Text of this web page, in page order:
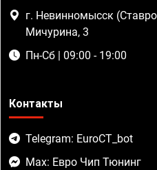
г. Невинномысск
Мичурина, 3
Пн-Сб | 09:00 - 19:00
Контакты
Telegram: EuroCT_bot
Max: Евро Чип Тюнинг